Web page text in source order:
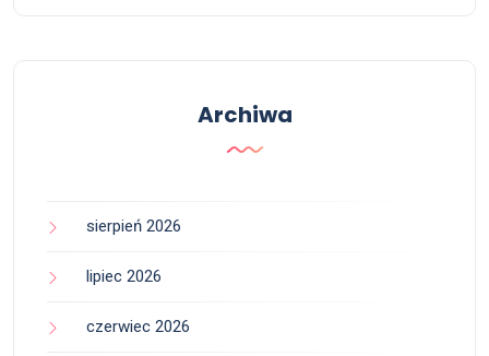
Archiwa
sierpień 2026
lipiec 2026
czerwiec 2026